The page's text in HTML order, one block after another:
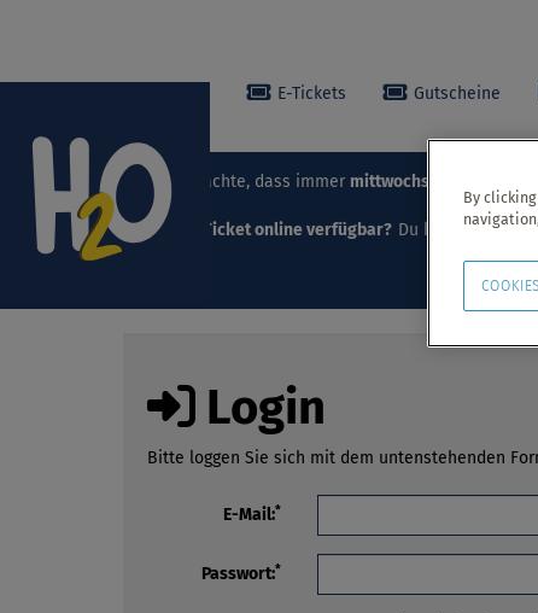
E-Tickets Gutscheine
Bitte beachte, dass immer mittwochs
Keine E-Ticket online verfügbar? Du kannst auch
Login
Bitte loggen Sie sich mit dem untenstehenden
E-Mail:*
Passwort:*
By